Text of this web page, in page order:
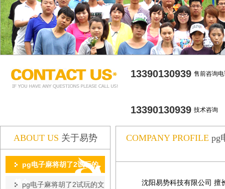
13390130939 售前咨询
13390130939 技术咨询
ABOUT US 关于易势
pg电子麻将胡了2试玩的
简介pg电子麻将胡了2试玩的文
COMPANY PROFILE pg
沈阳易势科技有限公司 擅